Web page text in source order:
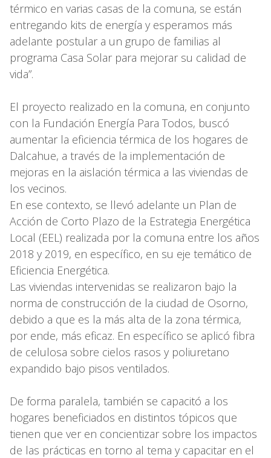
térmico en varias casas de la comuna, se están
entregando kits de energía y esperamos más
adelante postular a un grupo de familias al
programa Casa Solar para mejorar su calidad de
vida”.
El proyecto realizado en la comuna, en conjunto
con la Fundación Energía Para Todos, buscó
aumentar la eficiencia térmica de los hogares de
Dalcahue, a través de la implementación de
mejoras en la aislación térmica a las viviendas de
los vecinos.
En ese contexto, se llevó adelante un Plan de
Acción de Corto Plazo de la Estrategia Energética
Local (EEL) realizada por la comuna entre los años
2018 y 2019, en específico, en su eje temático de
Eficiencia Energética.
Las viviendas intervenidas se realizaron bajo la
norma de construcción de la ciudad de Osorno,
debido a que es la más alta de la zona térmica,
por ende, más eficaz. En específico se aplicó fibra
de celulosa sobre cielos rasos y poliuretano
expandido bajo pisos ventilados.
De forma paralela, también se capacitó a los
hogares beneficiados en distintos tópicos que
tienen que ver en concientizar sobre los impactos
de las prácticas en torno al tema y capacitar en el